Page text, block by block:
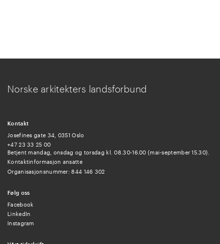
Norske arkitekters landsforbund
Kontakt
Josefines gate 34, 0351 Oslo
+47 23 33 25 00
Betjent mandag, onsdag og torsdag kl. 08.30-16.00 (mai-september 15.30).
Kontaktinformasjon ansatte
Organisasjonsnummer: 844 146 302
Følg oss
Facebook
LinkedIn
Instagram